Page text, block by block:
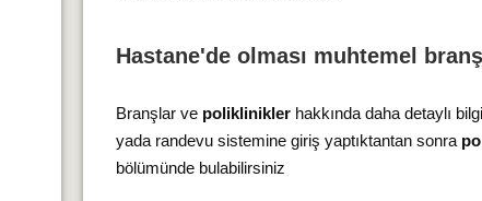
Hastane'de olması muhtemel
Branşlar ve polikliniklerhakkında daha detaylı
yada randevu sistemine giriş yaptıktantan sonra
bölümünde bulabilirsiniz